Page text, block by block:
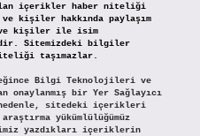
içerikler haber niteliği
ve kişiler hakkında paylaşım
ve kişiler ile isim
Sitemizdeki bilgiler
taşımazlar.
Bilgi Teknolojileri ve
onaylanmış bir Yer Sağlayıcı
sitedeki içerikleri
yükümlülüğümüz
yazdıkları içeriklerin